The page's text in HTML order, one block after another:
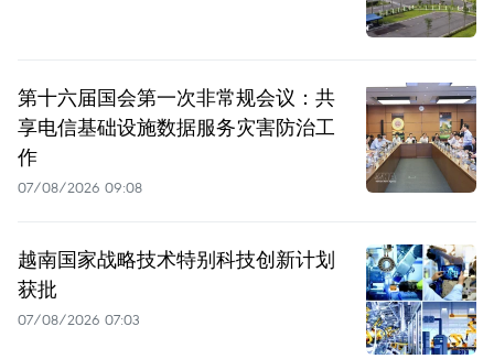
第十六届国会第一次非常规会议：共
享电信基础设施数据服务灾害防治工
作
07/08/2026 09:08
越南国家战略技术特别科技创新计划
获批
07/08/2026 07:03